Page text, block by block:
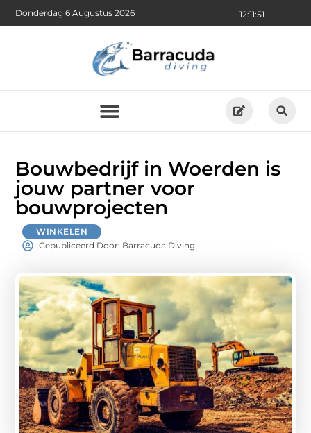
12:11:53
Donderdag 6 Augustus 2026
Bouwbedrijf in Woerden is
jouw partner voor
bouwprojecten
WINKELEN
Gepubliceerd Door: Barracuda Diving